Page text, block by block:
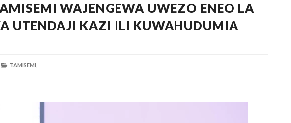
Sana Kupata Mtoto Wa Kiume Wa Kurithishwa Jina Na Mali Zangu Baada Ya
- Aug 07 2026
YAIPONGEZA AFRICA50, YAIMARISHA USHIRIKIANO KATIKA MAENDELEO YA
GROUP TANZANIA YAZINDUA UKUTA WA SHULE YA MSINGI MADENGE
WAJENGEWA UWEZO ENEO LA
UTENDAJI KAZI ILI KUWAHUDUMIA
TAMISEMI,